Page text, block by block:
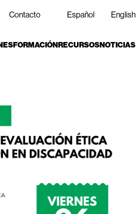
Contacto Español English
FORMACIÓNRECURSOSNOTICIAS